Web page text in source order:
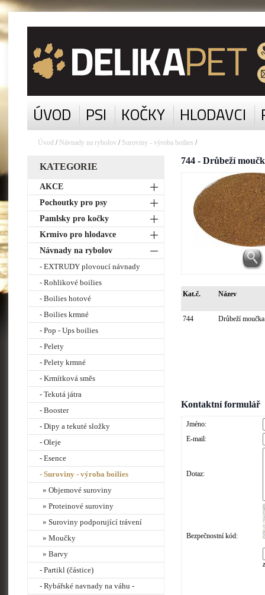
ÚVOD PSI KOČKY HLODAVCI
Úvod / Návnady na rybolov/ Suroviny - výroba boilies /
KATEGORIE
AKCE
Pochoutky pro psy
Pamlsky pro kočky
Krmivo pro hlodavce
Návnady na rybolov
- EXTRUDY plovoucí návnady
- Rohlikové boilies
- Boilies hotové
- Boilies krmné
- Pop - Ups boilies
- Pelety
- Pelety krmné
- Krmítková směs
- Tekutá játra
- Booster
- Dipy a tekuté složky
- Oleje
- Esence
- Suroviny - výroba boilies
» Objemové suroviny
» Proteinové suroviny
» Suroviny podporující trávení
» Moučky
» Barvy
- Partikl (částice)
- Rybářské navnady na váhu -
744 - Drůbeží
Kat.č. Název
744 Drůbeží
Kontaktní formulář
Jméno:
E-mail:
Dotaz:
Bezpečnostní kód: